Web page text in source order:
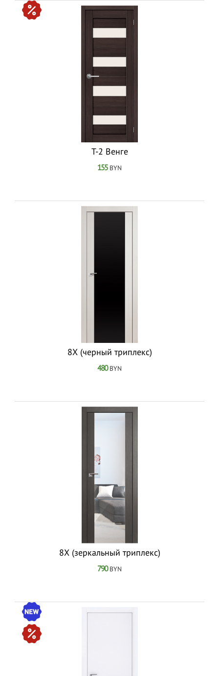
T-2 Венге
155BYN
8Х (черный триплекс)
480BYN
8Х (зеркальный триплекс)
790BYN